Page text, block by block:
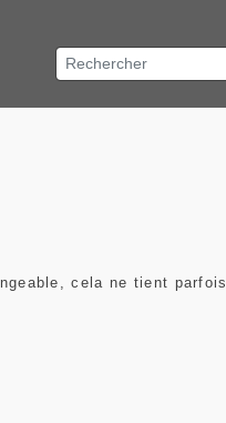
cela ne tient